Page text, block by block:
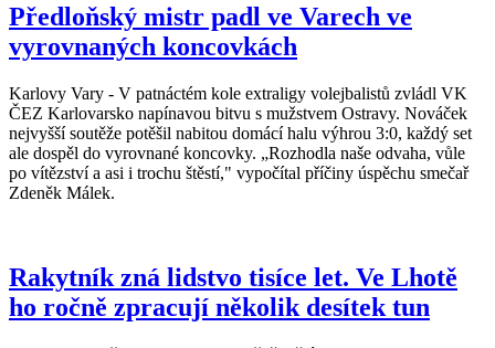
Předloňský mistr padl ve Varech ve
vyrovnaných koncovkách
Karlovy Vary - V patnáctém kole extraligy volejbalistů zvládl VK
ČEZ Karlovarsko napínavou bitvu s mužstvem Ostravy. Nováček
nejvyšší soutěže potěšil nabitou domácí halu výhrou 3:0, každý set
ale dospěl do vyrovnané koncovky. „Rozhodla naše odvaha, vůle
po vítězství a asi i trochu štěstí," vypočítal příčiny úspěchu smečař
Zdeněk Málek.
Rakytník zná lidstvo tisíce let. Ve Lhotě
ho ročně zpracují několik desítek tun